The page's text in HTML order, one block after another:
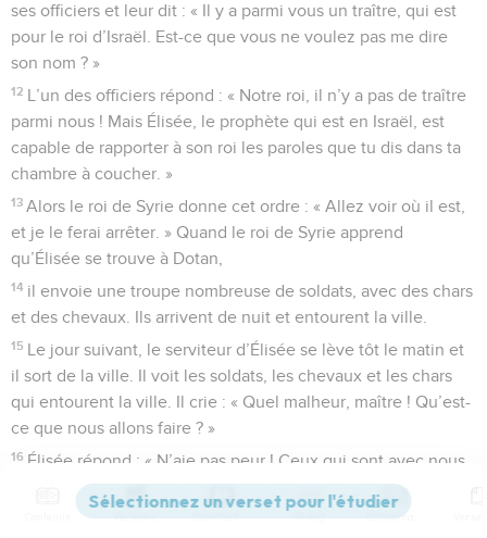
ses officiers et leur dit : « Il y a parmi vous un traître, qui est
pour le roi d’Israël. Est-ce que vous ne voulez pas me dire
son nom ? »
12 L’un des officiers répond : « Notre roi, il n’y a pas de traître
parmi nous ! Mais Élisée, le prophète qui est en Israël, est
capable de rapporter à son roi les paroles que tu dis dans ta
chambre à coucher. »
13 Alors le roi de Syrie donne cet ordre : « Allez voir où il est,
et je le ferai arrêter. » Quand le roi de Syrie apprend
qu’Élisée se trouve à Dotan,
14 il envoie une troupe nombreuse de soldats, avec des chars
et des chevaux. Ils arrivent de nuit et entourent la ville.
15 Le jour suivant, le serviteur d’Élisée se lève tôt le matin et
il sort de la ville. Il voit les soldats, les chevaux et les chars
qui entourent la ville. Il crie : « Quel malheur, maître ! Qu’est-
ce que nous allons faire ? »
16 Élisée répond : « N’aie pas peur ! Ceux qui sont avec nous
sont plus nombreux que ceux qui sont avec eux. »
Ensuite Élisée prie en disant : « SEIGNEUR, ouvre les yeux
Versions Commentaires Strong